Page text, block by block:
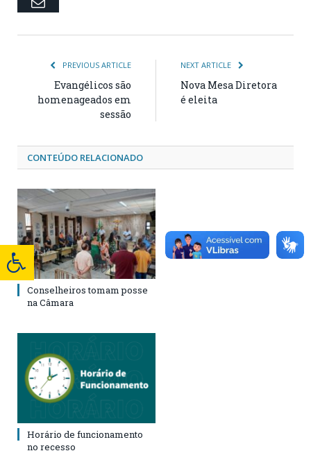
PREVIOUS ARTICLE
Evangélicos são
homenageados em
sessão
NEXT ARTICLE
Nova Mesa Diretora
é eleita
CONTEÚDO RELACIONADO
Conselheiros tomam posse
na Câmara
Horário de funcionamento
no recesso